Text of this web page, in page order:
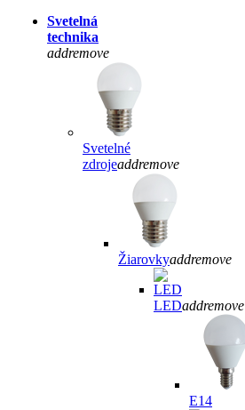
Svetelná
technika
addremove
Svetelné
zdrojeaddremove
Žiarovkyaddremove
LEDaddremove
E14